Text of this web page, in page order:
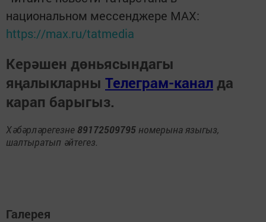
национальном мессенджере MАХ:
https://max.ru/tatmedia
Керәшен дөньясындагы
яңалыкларны Телеграм-канал да
карап барыгыз.
Хәбәрләрегезне 89172509795 номерына языгыз,
шалтыратып әйтегез.
Галерея